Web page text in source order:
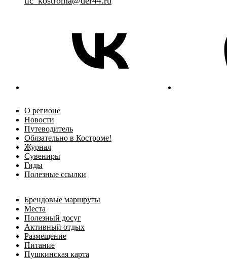
О регионе
Новости
Путеводитель
Обязательно в Костроме!
Журнал
Сувениры
Гиды
Полезные ссылки
Брендовые маршруты
Места
Полезный досуг
Активный отдых
Размещение
Питание
Пушкинская карта